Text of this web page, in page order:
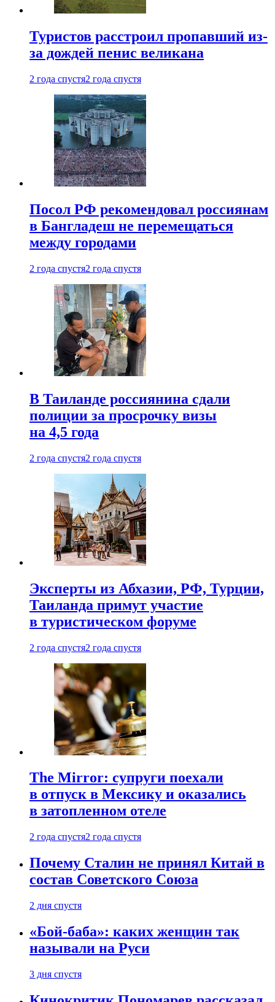
Туристов расстроил пропавший из-
за дождей пенис великана
2 года спустя2 года спустя
Посол РФ рекомендовал россиянам
в Бангладеш не перемещаться
между городами
2 года спустя2 года спустя
В Таиланде россиянина сдали
полиции за просрочку визы
на 4,5 года
2 года спустя2 года спустя
Эксперты из Абхазии, РФ, Турции,
Таиланда примут участие
в туристическом форуме
2 года спустя2 года спустя
The Mirror: супруги поехали
в отпуск в Мексику и оказались
в затопленном отеле
2 года спустя2 года спустя
Почему Сталин не принял Китай в
состав Советского Союза
2 дня спустя
«Бой-баба»: каких женщин так
называли на Руси
3 дня спустя